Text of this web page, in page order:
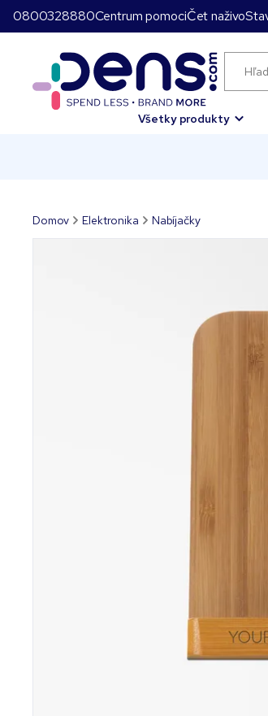
0800328880Centrum pomociČet naživo
Všetky produkty
Domov Elektronika Nabíjačky